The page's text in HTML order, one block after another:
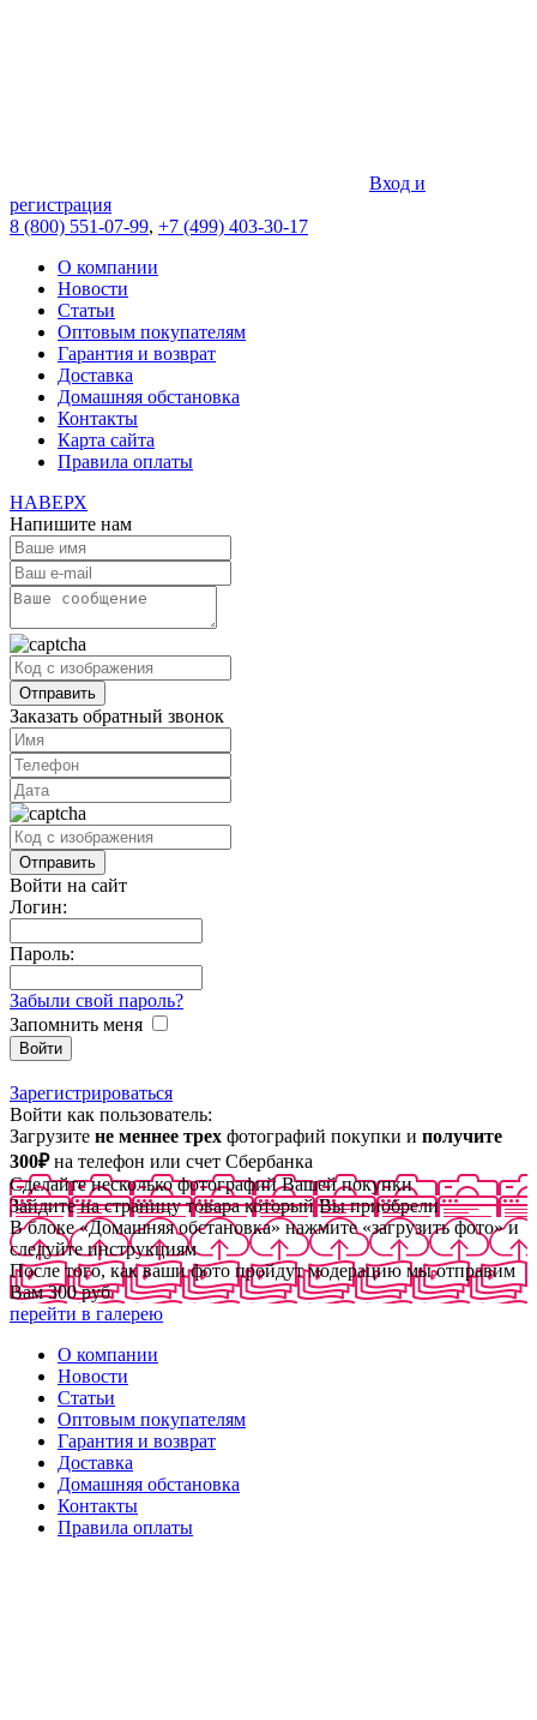
Вход и
регистрация
8 (800) 551-07-99, +7 (499) 403-30-17
О компании
Новости
Статьи
Оптовым покупателям
Гарантия и возврат
Доставка
Домашняя обстановка
Контакты
Карта сайта
Правила оплаты
НАВЕРХ
Напишите нам
Заказать обратный звонок
Войти на сайт
Логин:
Пароль:
Забыли свой пароль?
Запомнить меня
Зарегистрироваться
Войти как пользователь:
Загрузите не меннее трех фотографий покупки и получите
300₽на телефон или счет Сбербанка
Сделайте несколько фотографий Вашей покупки
Зайдите на страницу товара который Вы приобрели
В блоке «Домашняя обстановка» нажмите «загрузить фото» и
следуйте инструкциям
После того, как ваши фото пройдут модерацию мы отправим
Вам 300 руб
перейти в галерею
О компании
Новости
Статьи
Оптовым покупателям
Гарантия и возврат
Доставка
Домашняя обстановка
Контакты
Правила оплаты